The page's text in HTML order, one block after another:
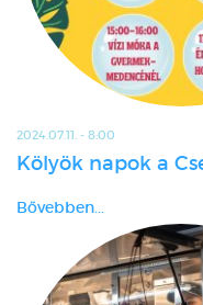
2024.07.11. - 8:00
Kölyök napok a
Bővebben...